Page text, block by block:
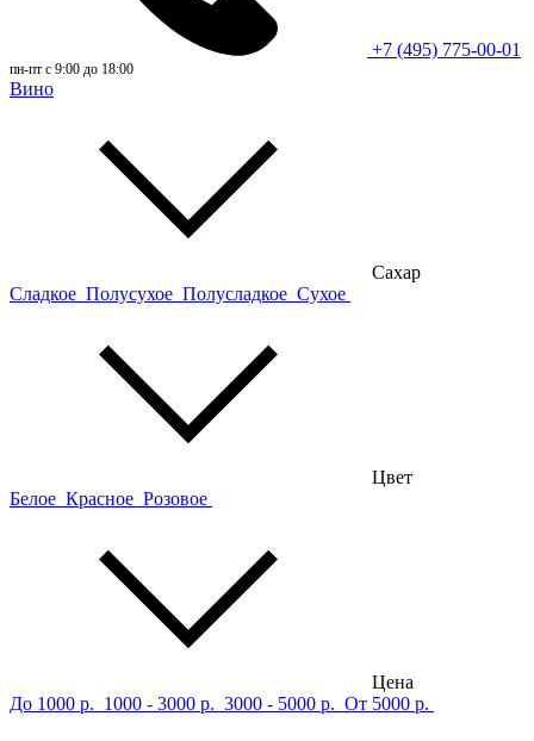
+7 (495) 775-00-01
пн-пт с 9:00 до 18:00
Вино
Сахар
Сладкое Полусухое Полусладкое Сухое
Цвет
Белое Красное Розовое
Цена
До 1000 р. 1000 - 3000 р. 3000 - 5000 р. От 5000 р.